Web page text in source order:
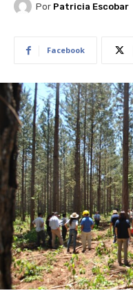
Por Patricia Escobar
Facebook